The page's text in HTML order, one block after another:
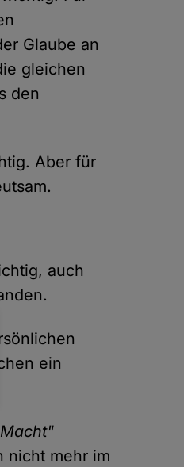
Glaube an
gleichen
den
Aber für
auch
ein
nicht mehr im